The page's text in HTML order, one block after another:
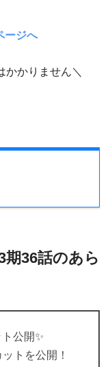
ージへ
かかりません＼
期36話のあら
公開✨
トを公開！